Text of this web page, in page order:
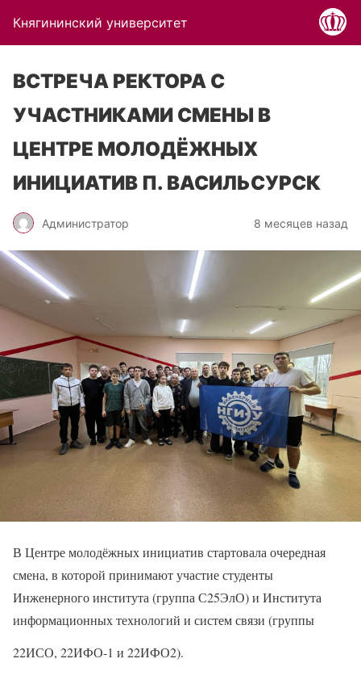
Княгининский университет
ВСТРЕЧА РЕКТОРА С
УЧАСТНИКАМИ СМЕНЫ В
ЦЕНТРЕ МОЛОДЁЖНЫХ
ИНИЦИАТИВ П. ВАСИЛЬСУРСК
Администратор 8 месяцев назад
В Центре молодёжных инициатив стартовала очередная
смена, в которой принимают участие студенты
Инженерного института (группа С25ЭлО) и Института
информационных технологий и систем связи (группы
22ИСО, 22ИФО-1 и 22ИФО2).